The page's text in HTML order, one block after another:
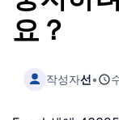
요？
작성자선•